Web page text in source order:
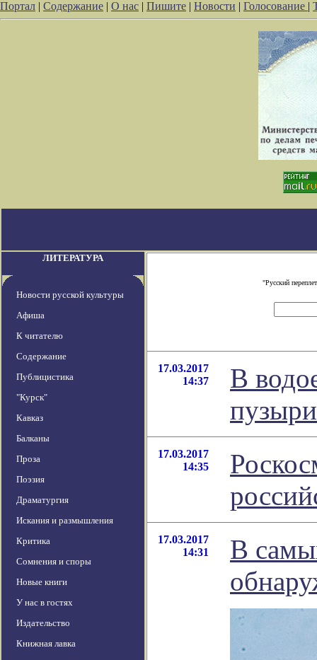
Портал | Содержание | О нас | Пишите | Новости | Голосование |
ЛИТЕРАТУРА
Новости русской культуры
Афиша
К читателю
Содержание
Публицистика
"Курск"
Кавказ
Балканы
Проза
Поэзия
Драматургия
Искания и размышления
Критика
Сомнения и споры
Новые книги
У нас в гостях
Издательство
Книжная лавка
"Русский
17.03.2017
14:37
В
пузыри
17.03.2017
14:35
17.03.2017
14:31
В